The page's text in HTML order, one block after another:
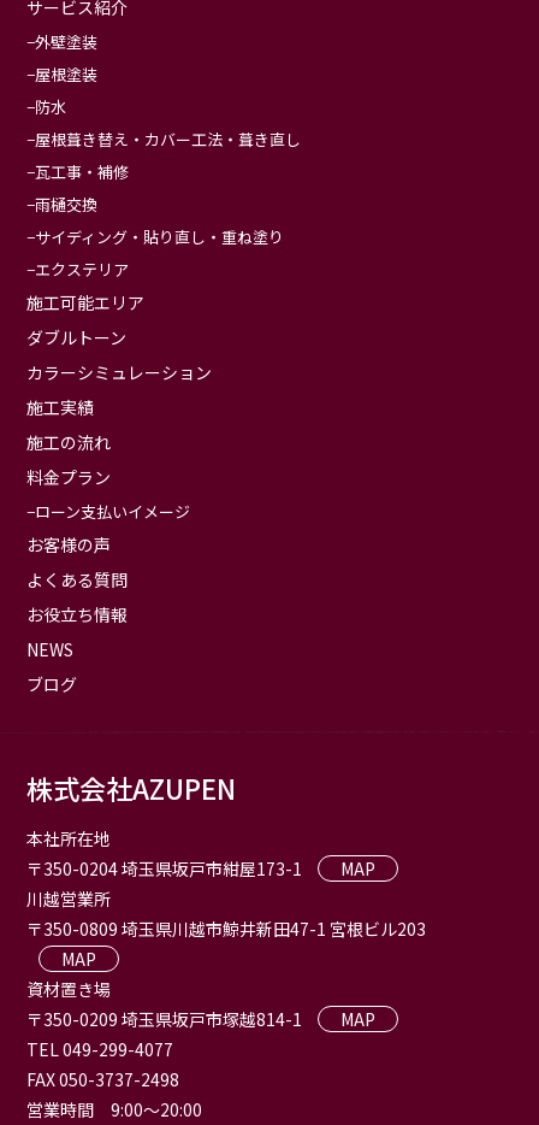
サービス紹介
外壁塗装
屋根塗装
防水
屋根葺き替え・カバー工法・葺き直し
瓦工事・補修
雨樋交換
サイディング・貼り直し・重ね塗り
エクステリア
施工可能エリア
ダブルトーン
カラーシミュレーション
施工実績
施工の流れ
料金プラン
ローン支払いイメージ
お客様の声
よくある質問
お役立ち情報
NEWS
ブログ
株式会社AZUPEN
本社所在地
〒350-0204 埼玉県坂戸市紺屋173-1
MAP
川越営業所
〒350-0809 埼玉県川越市鯨井新田47-1 宮根ビル203
MAP
資材置き場
〒350-0209 埼玉県坂戸市塚越814-1
MAP
TEL 049-299-4077
FAX 050-3737-2498
営業時間 9:00〜20:00